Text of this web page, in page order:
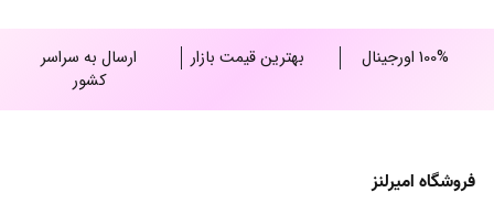
100% اورجینال بهترین قیمت بازار
ارسال به سراسر
کشور
فروشگاه امیرلنز